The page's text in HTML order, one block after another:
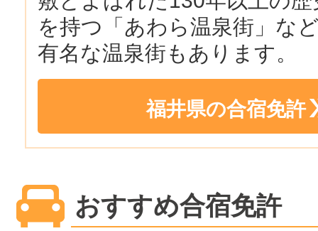
を持つ「あわら温泉街」な
有名な温泉街もあります。
福井県の合宿免許
おすすめ合宿免許